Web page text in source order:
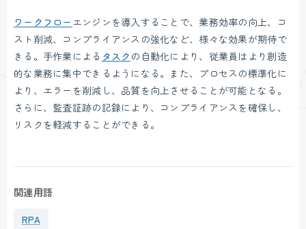
ワークフロー エンジンを導入することで、業務効率の向上、コ
スト削減、コンプライアンスの強化など、様々な効果が期待で
きる。手作業による タスク の自動化により、従業員はより創造
的な業務に集中できるようになる。また、プロセスの標準化に
より、エラーを削減し、品質を向上させることが可能となる。
さらに、監査証跡の記録により、コンプライアンスを確保し、
リスクを軽減することができる。
関連用語
RPA